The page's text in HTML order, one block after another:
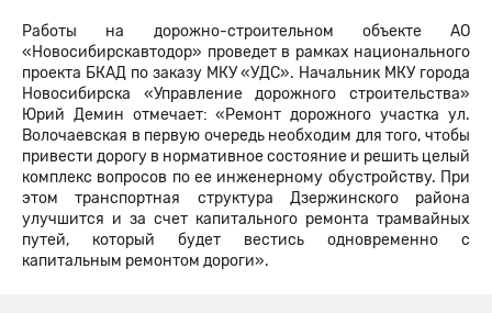
Работы на дорожно-строительном объекте АО
«Новосибирскавтодор» проведет в рамках национального
проекта БКАД по заказу МКУ «УДС». Начальник МКУ города
Новосибирска «Управление дорожного строительства»
Юрий Демин отмечает: «Ремонт дорожного участка ул.
Волочаевская в первую очередь необходим для того, чтобы
привести дорогу в нормативное состояние и решить целый
комплекс вопросов по ее инженерному обустройству. При
этом транспортная структура Дзержинского района
улучшится и за счет капитального ремонта трамвайных
путей, который будет вестись одновременно с
капитальным ремонтом дороги».